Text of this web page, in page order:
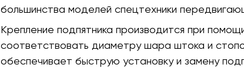
большинства моделей спецтехники
Крепление подпятника производится при
соответствовать диаметру шара штока и
обеспечивает быструю установку и замену